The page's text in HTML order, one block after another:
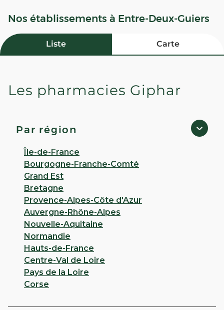
Nos établissements à Entre-Deux-Guiers
Liste Carte
PHARMACIE ENTRE DEUX
Fermé· Ouvre à 08:45
ZA CHAMP PERROUD 38380 Entre Deux Guiers
Appeler
PLUS D'INFO
CHOISIR CETTE PHARMACIE
VOIR PLUS
Les pharmacies Giphar
Par région
Île-de-France
Bourgogne-Franche-Comté
Grand Est
Bretagne
Provence-Alpes-Côte d'Azur
Auvergne-Rhône-Alpes
Nouvelle-Aquitaine
Normandie
Hauts-de-France
Centre-Val de Loire
Pays de la Loire
Corse